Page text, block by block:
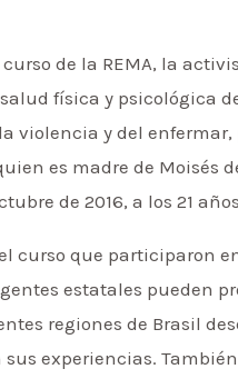
de la REMA, la
física y psicológica
violencia y del
es madre de Moisés
de 2016, a los 21
curso que participaron
estatales pueden
regiones de Brasil
experiencias.